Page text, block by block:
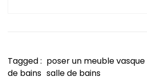
Tagged : poser un meuble vasque
de bains salle de bains